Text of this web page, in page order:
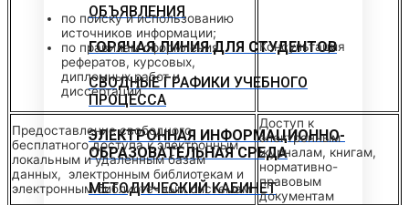
ОБЪЯВЛЕНИЯ
ГОРЯЧАЯ ЛИНИЯ ДЛЯ СТУДЕНТОВ
СВОДНЫЕ ГРАФИКИ УЧЕБНОГО
ПРОЦЕССА
ЭЛЕКТРОННАЯ ИНФОРМАЦИОННО-
ОБРАЗОВАТЕЛЬНАЯ СРЕДА
МЕТОДИЧЕСКИЙ КАБИНЕТ
по поиску и использованию
источников информации;
по правилам оформления
рефератов, курсовых,
дипломных работ и
диссертаций
Консультация
Предоставление свободного
бесплатного доступа к электронным
локальным и удаленным базам
данных, электронным библиотекам и
электронным библиотечным системам
Доступ к
электронным
журналам, книгам,
нормативно-
правовым
документам